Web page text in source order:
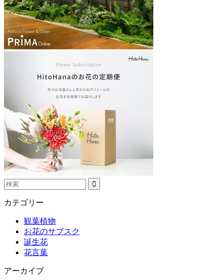
カテゴリー
観葉植物
お花のサブスク
誕生花
花言葉
アーカイブ